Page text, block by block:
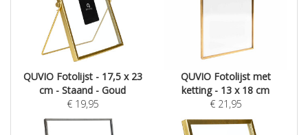
QUVIO Fotolijst - 17,5 x 23
cm - Staand - Goud
€ 19,95
QUVIO Fotolijst met
ketting - 13 x 18 cm
€ 21,95